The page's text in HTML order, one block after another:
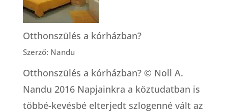
Otthonszülés a kórházban?
Szerző: Nandu
Otthonszülés a kórházban? © Noll A.
Nandu 2016 Napjainkra a köztudatban is
többé-kevésbé elterjedt szlogenné vált az